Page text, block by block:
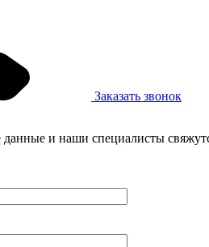
Заказать звонок
и наши специалисты